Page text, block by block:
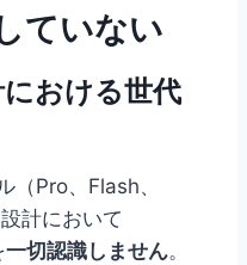
ていない
おける世代
（Pro、Flash、
計において
一切認識しません。